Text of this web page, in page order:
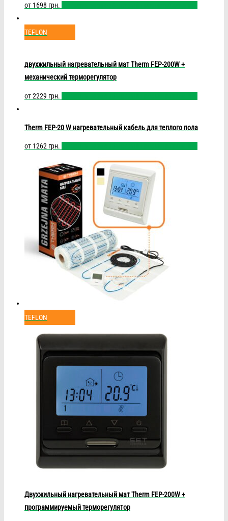
от 1698 грн.
TEFLON
двухжильный нагревательный мат Therm FEP-200W +
механический терморегулятор
от2229 грн.
Therm FEP-20 W нагревательный кабель для теплого пола
от 1262 грн.
TEFLON
Двухжильный нагревательный мат Therm FEP-200W +
программируемый терморегулятор